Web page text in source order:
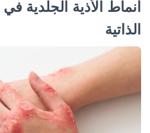
أنماط الأذية الجلدية
الذاتية